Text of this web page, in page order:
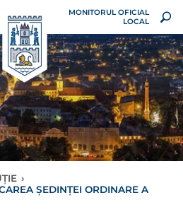
MONITORUL OFICIAL
LOCAL
›
ȘEDINȚEI ORDINARE A